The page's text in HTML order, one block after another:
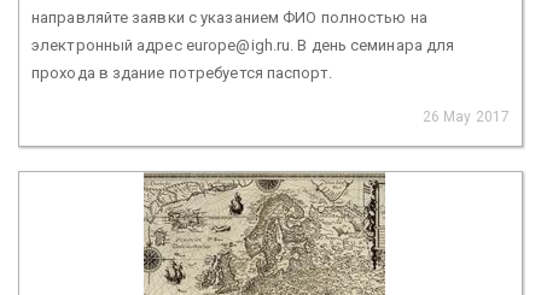
направляйте заявки с указанием ФИО полностью на
электронный адрес europe@igh.ru. В день семинара для
прохода в здание потребуется паспорт.
26 May 2017